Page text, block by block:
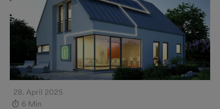
28. April 2025
6 Min